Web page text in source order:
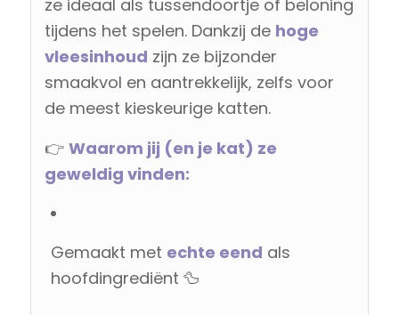
ze ideaal als tussendoortje of beloning
tijdens het spelen. Dankzij de hoge
vleesinhoud zijn ze bijzonder
smaakvol en aantrekkelijk, zelfs voor
de meest kieskeurige katten.
👉 Waarom jij (en je kat) ze
geweldig vinden:
Gemaakt met echte eend als
hoofdingrediënt 🦆